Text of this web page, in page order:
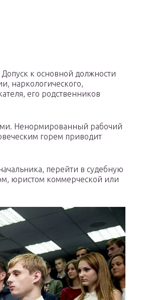
к основной должности
наркологического,
его родственников
Ненормированный рабочий
горем приводит
перейти в судебную
юристом коммерческой или